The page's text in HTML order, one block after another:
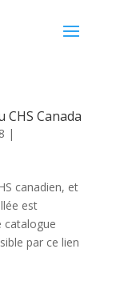
Canada
|
canadien, et
est
catalogue
par ce lien